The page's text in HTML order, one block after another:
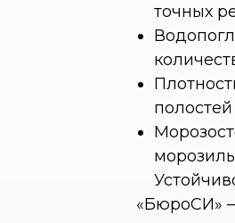
точных
полостей
«БюроСИ»